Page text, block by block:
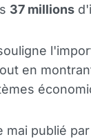
37 millions
en
mai publié